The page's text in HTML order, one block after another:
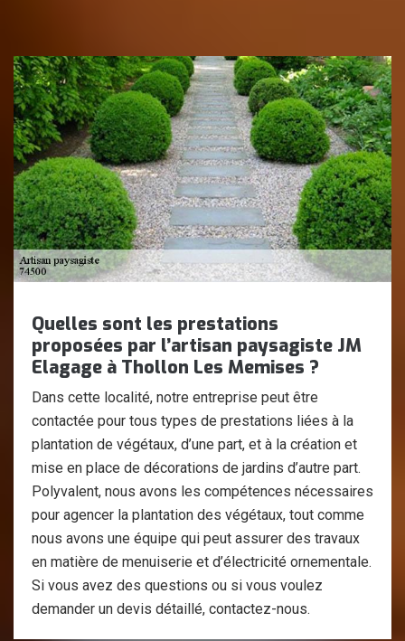
Quelles sont les prestations
proposées par l’artisan paysagiste JM
Elagage à Thollon Les Memises ?
Dans cette localité, notre entreprise peut être
contactée pour tous types de prestations liées à la
plantation de végétaux, d’une part, et à la création et
mise en place de décorations de jardins d’autre part.
Polyvalent, nous avons les compétences nécessaires
pour agencer la plantation des végétaux, tout comme
nous avons une équipe qui peut assurer des travaux
en matière de menuiserie et d’électricité ornementale.
Si vous avez des questions ou si vous voulez
demander un devis détaillé, contactez-nous.